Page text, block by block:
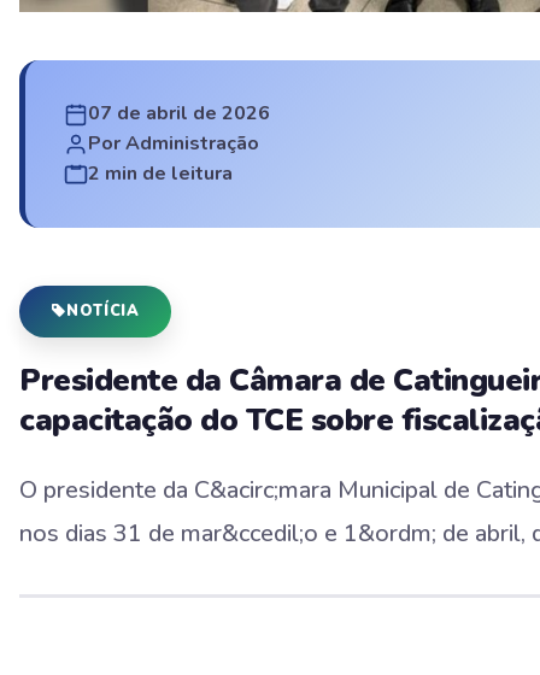
07 de abril de 2026
Por Administração
2 min de leitura
NOTÍCIA
Presidente da Câmara de
capacitação do TCE sobre
O presidente da C&acirc;mara Municipal de
nos dias 31 de mar&ccedil;o e 1&ordm; de abril,